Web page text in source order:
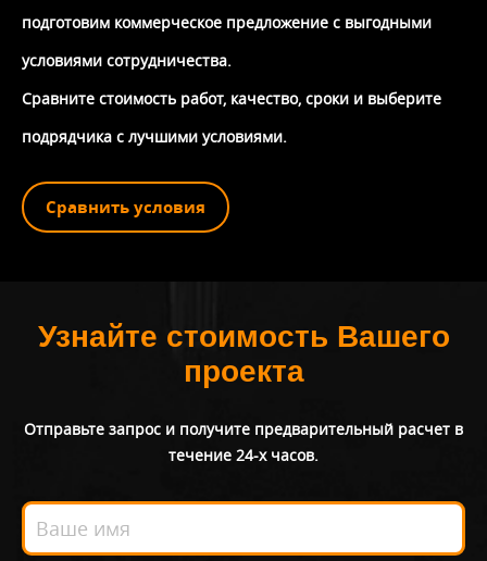
подготовим коммерческое предложение с выгодными
условиями сотрудничества.
Сравните стоимость работ, качество, сроки и выберите
подрядчика с лучшими условиями.
Сравнить условия
Узнайте стоимость Вашего
проекта
Отправьте запрос и получите предварительный расчет в
течение 24-х часов.